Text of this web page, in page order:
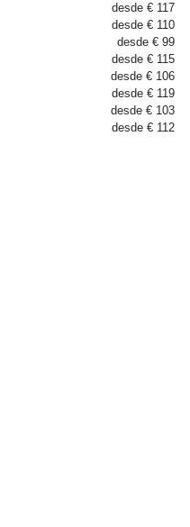
desde € 117
desde € 110
desde € 99
desde € 115
desde € 106
desde € 119
desde € 103
desde € 112